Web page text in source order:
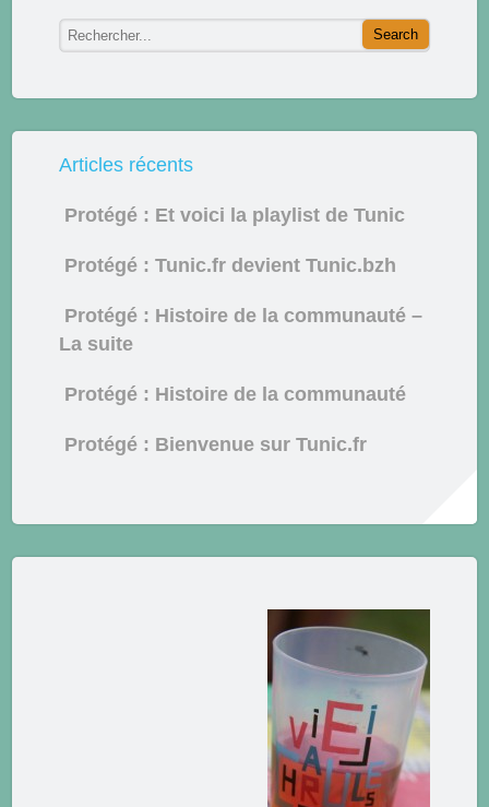
Articles récents
Protégé : Et voici la playlist de Tunic
Protégé : Tunic.fr devient Tunic.bzh
Protégé : Histoire de la communauté –
La suite
Protégé : Histoire de la communauté
Protégé : Bienvenue sur Tunic.fr